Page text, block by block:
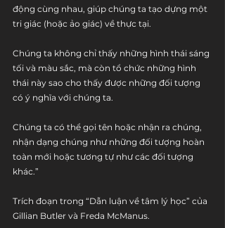
động cùng nhau, giúp chúng ta tạo dựng một
tri giác (hoặc ảo giác) về thực tại.
Chúng ta không chỉ thấy những hình thái sáng
tối và màu sắc, mà còn tổ chức những hình
thái này sao cho thấy được những đối tượng
có ý nghĩa với chúng ta.
Chúng ta có thể gọi tên hoặc nhận ra chúng,
nhận dạng chúng như những đối tượng hoàn
toàn mới hoặc tương tự như các đối tượng
khác.”
Trích đoạn trong “Dẫn luận về tâm lý học” của
Gillian Butler và Freda McManus.